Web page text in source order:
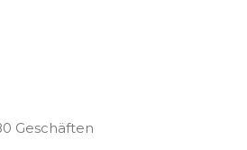
Geschäften